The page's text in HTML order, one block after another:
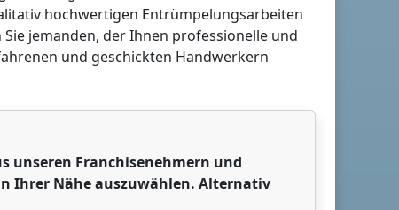
hochwertigen Entrümpelungsarbeiten
Sie jemanden, der Ihnen professionelle und
und geschickten Handwerkern
unseren Franchisenehmern und
Ihrer Nähe auszuwählen. Alternativ